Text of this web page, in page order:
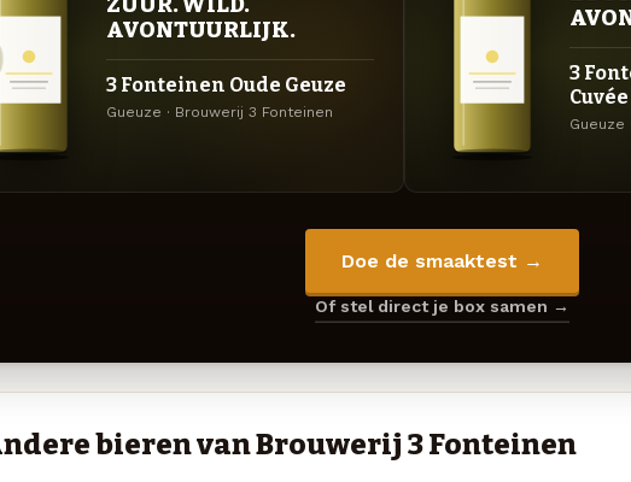
AVONTUURLIJK.
3 Fonteinen Oude Geuze
Gueuze · Brouwerij 3 Fonteinen
3
Gueuze
Doe de smaaktest →
Of stel direct je box samen →
bieren van Brouwerij 3 Fonteinen